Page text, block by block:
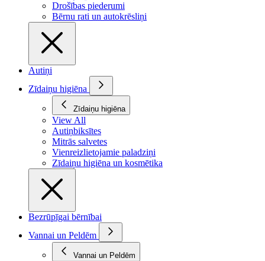
Drošības piederumi
Bērnu rati un autokrēsliņi
Autiņi
Zīdaiņu higiēna
Zīdaiņu higiēna
View All
Autiņbiksītes
Mitrās salvetes
Vienreizlietojamie paladziņi
Zīdaiņu higiēna un kosmētika
Bezrūpīgai bērnībai
Vannai un Peldēm
Vannai un Peldēm